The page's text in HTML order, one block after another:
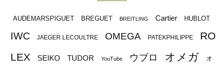
AUDEMARSPIGUET BREGUET BREITLING Cartier HUBLOT
IWC JAEGER LECOULTRE OMEGA PATEKPHILIPPE
RO
LEX
SEIKO TUDOR YouTube ウブロ オメガ オ